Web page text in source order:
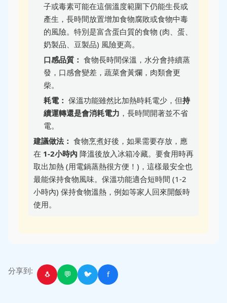
子或毒素可能在這個溫度範圍下仍能生長或
產生，長時間放置增加食物腐敗或食物中毒
的風險。特別是富含蛋白質的食物 (肉、蛋、
奶製品、豆製品) 風險更高。
口感品質： 食物長時間保溫，水分會持續蒸
發，口感會變差，蔬菜會黃爛，肉類會更
柴。
耗電： 保溫功能雖然比加熱時耗電少，但持
續運轉還是會消耗電力 ，長時間開著並不省
電。
建議做法： 食物烹煮好後，如果需要存放，應
在 1-2小時內 降溫後放入冰箱冷藏。要食用時再
取出加熱 (用電鍋蒸熱很方便！)，這樣最安全也
最能保持食物風味。保溫功能適合短時間 (1-2
小時內) 保持食物溫熱，例如等家人回來開飯時
使用。
分享到: 🐧 💬 🐦 f